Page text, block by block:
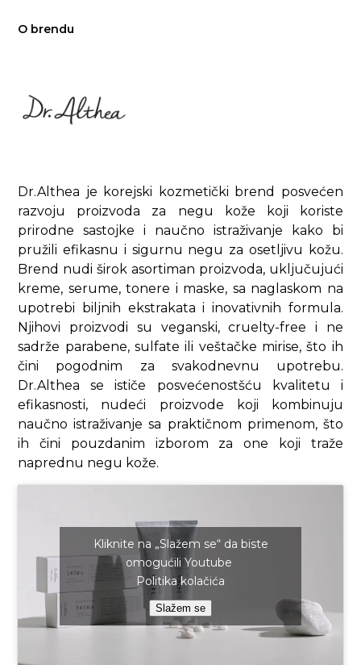
O brendu
Dr.Althea je korejski kozmetički brend posvećen
razvoju proizvoda za negu kože koji koriste
prirodne sastojke i naučno istraživanje kako bi
pružili efikasnu i sigurnu negu za osetljivu kožu.
Brend nudi širok asortiman proizvoda, uključujući
kreme, serume, tonere i maske, sa naglaskom na
upotrebi biljnih ekstrakata i inovativnih formula.
Njihovi proizvodi su veganski, cruelty-free i ne
sadrže parabene, sulfate ili veštačke mirise, što ih
čini pogodnim za svakodnevnu upotrebu.
Dr.Althea se ističe posvećenostšću kvalitetu i
efikasnosti, nudeći proizvode koji kombinuju
naučno istraživanje sa praktičnom primenom, što
ih čini pouzdanim izborom za one koji traže
naprednu negu kože.
Kliknite na „Slažem se“ da biste
omogućili Youtube
Politika kolačića
Slažem se